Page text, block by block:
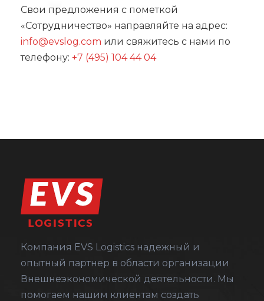
Свои предложения с пометкой
«Сотрудничество» направляйте на адрес:
info@evslog.com или свяжитесь с нами по
телефону: +7 (495) 104 44 04
Компания EVS Logistics надежный и
опытный партнер в области организации
Внешнеэкономической деятельности. Мы
помогаем нашим клиентам создать